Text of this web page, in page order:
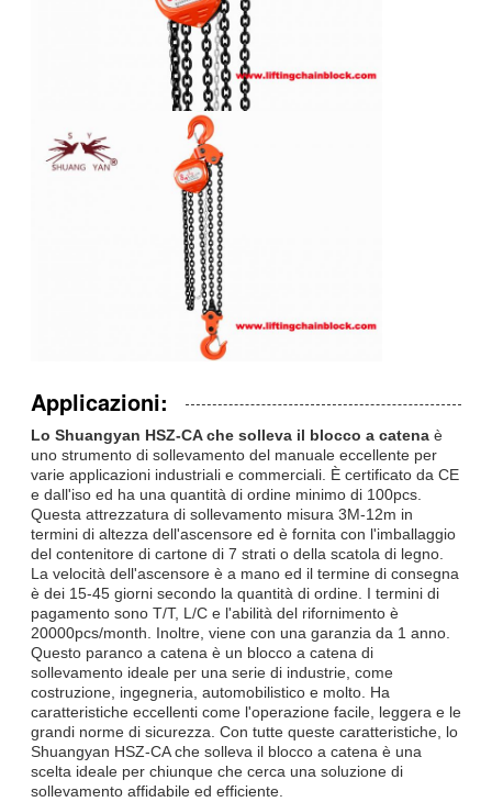
Applicazioni:
Lo Shuangyan HSZ-CA che solleva il blocco a catena è
uno strumento di sollevamento del manuale eccellente per
varie applicazioni industriali e commerciali. È certificato da CE
e dall'iso ed ha una quantità di ordine minimo di 100pcs.
Questa attrezzatura di sollevamento misura 3M-12m in
termini di altezza dell'ascensore ed è fornita con l'imballaggio
del contenitore di cartone di 7 strati o della scatola di legno.
La velocità dell'ascensore è a mano ed il termine di consegna
è dei 15-45 giorni secondo la quantità di ordine. I termini di
pagamento sono T/T, L/C e l'abilità del rifornimento è
20000pcs/month. Inoltre, viene con una garanzia da 1 anno.
Questo paranco a catena è un blocco a catena di
sollevamento ideale per una serie di industrie, come
costruzione, ingegneria, automobilistico e molto. Ha
caratteristiche eccellenti come l'operazione facile, leggera e le
grandi norme di sicurezza. Con tutte queste caratteristiche, lo
Shuangyan HSZ-CA che solleva il blocco a catena è una
scelta ideale per chiunque che cerca una soluzione di
sollevamento affidabile ed efficiente.